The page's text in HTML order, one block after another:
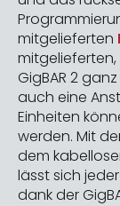
mitgelieferten
mitgelieferten,
GigBAR 2
auch eine
Einheiten
werden. Mit
dem
lässt sich
dank der